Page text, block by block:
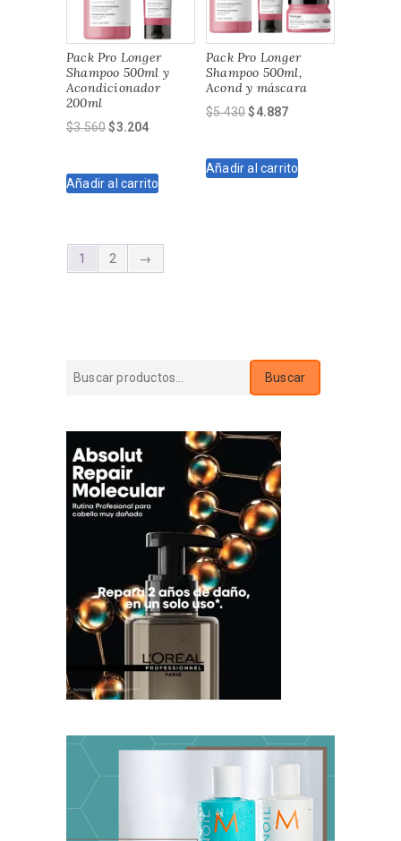
Pack Pro Longer
Shampoo 500ml y
Acondicionador
200ml
$3.560El
era:
$3.204El
es:
Añadir al carrito
Pack Pro Longer
Shampoo 500ml,
Acond y máscara
$5.430El
era:
$4.887El
es:
Añadir al carrito
1 2 →
Buscar